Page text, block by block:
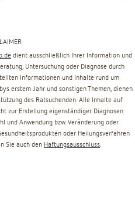
dient ausschließlich Ihrer Information und
Untersuchung oder Diagnose durch
Informationen und Inhalte rund um
erstem Jahr und sonstigen Themen, dienen
des Ratsuchenden. Alle Inhalte auf
zur Erstellung eigenständiger Diagnosen
und Anwendung bzw. Veränderung oder
oder Heilungsverfahren
Sie auch den Haftungsausschluss.